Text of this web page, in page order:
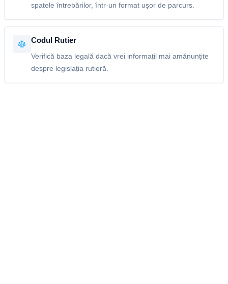
spatele întrebărilor, într-un format ușor de parcurs.
Codul Rutier
Verifică baza legală dacă vrei informații mai amănunțite
despre legislația rutieră.